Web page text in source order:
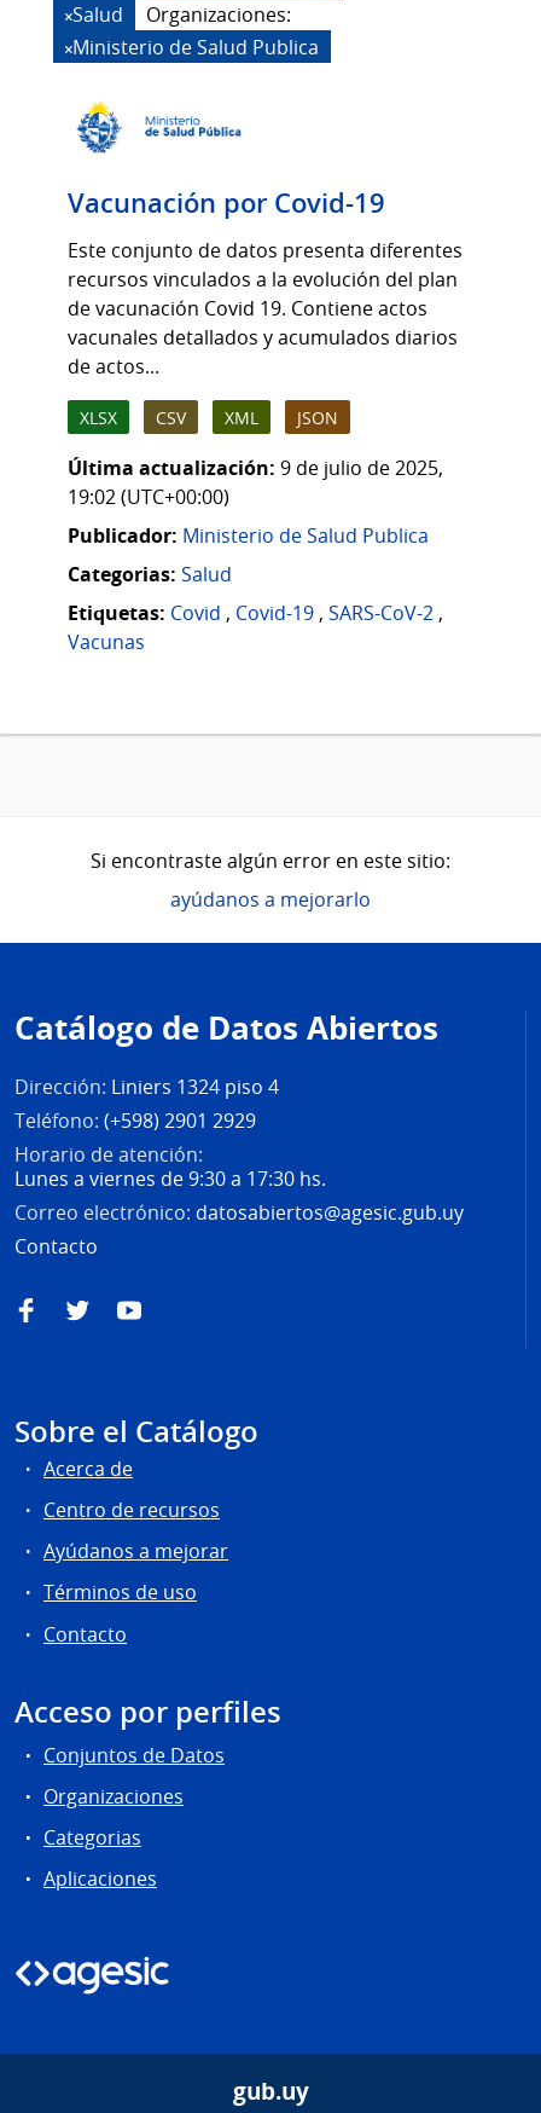
Salud
Organizaciones:
Ministerio de Salud Publica
Vacunación por Covid-19
Este conjunto de datos presenta diferentes
recursos vinculados a la evolución del plan
de vacunación Covid 19. Contiene actos
vacunales detallados y acumulados diarios
de actos...
XLSX CSV XML JSON
Última actualización: 9 de julio de 2025,
19:02 (UTC+00:00)
Publicador: Ministerio de Salud Publica
Categorias: Salud
Etiquetas: Covid , Covid-19 , SARS-CoV-2 ,
Vacunas
Si encontraste algún error en este sitio:
ayúdanos a mejorarlo
de
página
Catálogo de Datos Abiertos
Dirección: Liniers 1324 piso 4
Teléfono: (+598) 2901 2929
Horario de atención:
Lunes a viernes de 9:30 a 17:30 hs.
Correo electrónico: datosabiertos@agesic.gub.uy
Contacto
FacebookTwitterYouTube
Sobre el Catálogo
Acerca de
Centro de recursos
Ayúdanos a mejorar
Términos de uso
Contacto
Acceso por perfiles
Conjuntos de Datos
Organizaciones
Categorias
Aplicaciones
gub.uy